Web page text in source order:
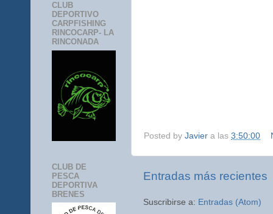
Posted by Javier a las 3:50:00
Entradas más recientes
Suscribirse a: Entradas (Atom)
CLUB
DEPORTIVO
CARPFISHING
RINCOCARP- LA
RINCONADA
CLUB DE
PESCA
DEPORTIVA
BRENES